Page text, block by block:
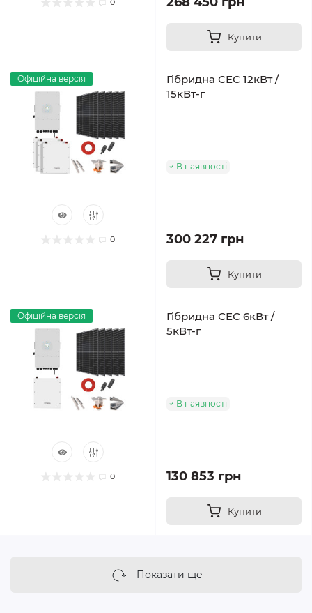
0
Купити
Офіційна версія
0
Гібридна СЕС 12кВт /
15кВт-г
В наявності
300 227 грн
Купити
Офіційна версія
0
Гібридна СЕС 6кВт /
5кВт-г
В наявності
130 853 грн
Купити
Показати ще